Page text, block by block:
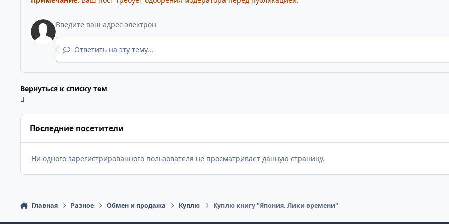
Ответить на эту тему...
Вернуться к списку тем
Последние посетители
Ни одного зарегистрированного пользователя не просматривает данную страницу.
Главная Разное Обмен и продажа Куплю Куплю книгу "Япония. Лики времени"